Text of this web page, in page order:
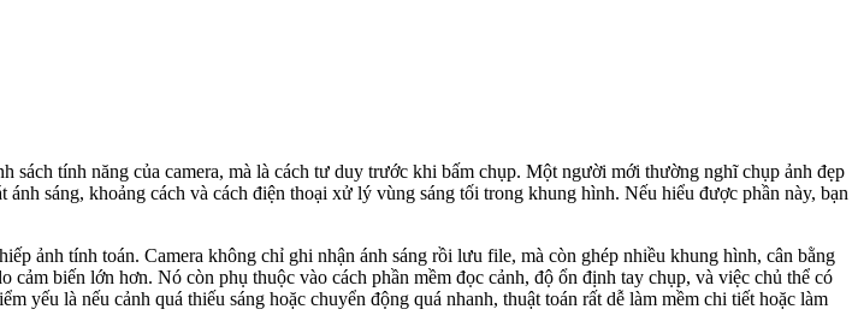
tính năng của camera, mà là cách tư duy trước khi bấm chụp. Một người mới thường nghĩ chụp ảnh đẹp
sáng, khoảng cách và cách điện thoại xử lý vùng sáng tối trong khung hình. Nếu hiểu được phần này, bạn
ảnh tính toán. Camera không chỉ ghi nhận ánh sáng rồi lưu file, mà còn ghép nhiều khung hình, cân bằng
biến lớn hơn. Nó còn phụ thuộc vào cách phần mềm đọc cảnh, độ ổn định tay chụp, và việc chủ thể có
là nếu cảnh quá thiếu sáng hoặc chuyển động quá nhanh, thuật toán rất dễ làm mềm chi tiết hoặc làm